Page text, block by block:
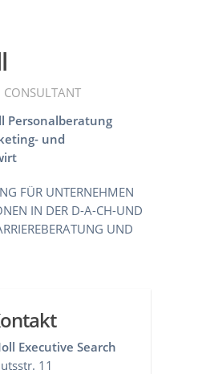
CONSULTANT
Personalberatung
und
FÜR UNTERNEHMEN
IN DER D-A-CH-UND
UND
Executive Search
11